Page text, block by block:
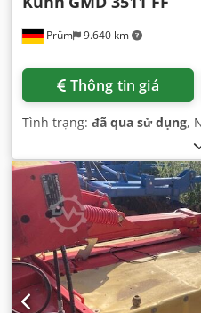
Prüm 9.640 km
Thông tin giá
Tình trạng: đã qua sử dụng,